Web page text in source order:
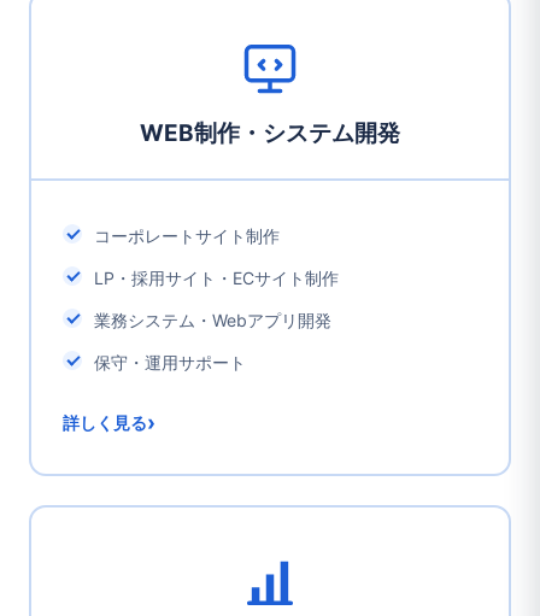
WEB制作・システム開発
コーポレートサイト制作
LP・採用サイト・ECサイト制作
業務システム・Webアプリ開発
保守・運用サポート
詳しく見る›